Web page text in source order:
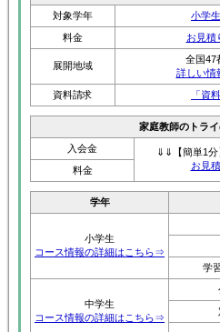
対象学年
小学生
料金
お見積
展開地域
全国47
詳しい情
資料請求
「資
家庭教師のトラ
入会金
⇓⇓【簡単1分
お見
料金
学年
小学生
コース情報の詳細はこちら⇒
学
中学生
コース情報の詳細はこちら⇒